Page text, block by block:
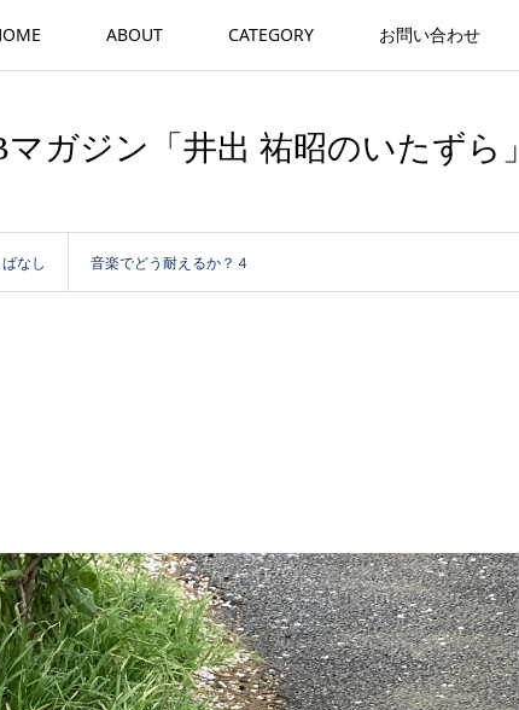
ABOUT CATEGORY お問い合わせ
マガジン「井出 祐昭のいたずら」
なし 音楽でどう耐えるか？４